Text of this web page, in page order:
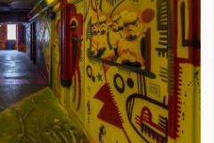
Реклама
Политика за
поверителност
ModerenDom